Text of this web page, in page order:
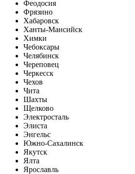
Феодосия
Фрязино
Хабаровск
Ханты-Мансийск
Химки
Чебоксары
Челябинск
Череповец
Черкесск
Чехов
Чита
Шахты
Щелково
Электросталь
Элиста
Энгельс
Южно-Сахалинск
Якутск
Ялта
Ярославль